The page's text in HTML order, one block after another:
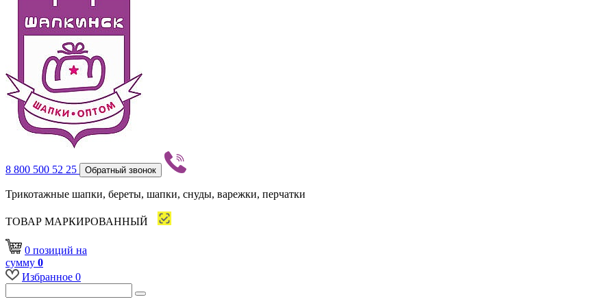
8 800 500 52 25 Обратный звонок
Трикотажные шапки, береты, шапки, снуды, варежки, перчатки
ТОВАР МАРКИРОВАННЫЙ
0 позиций на
сумму 0
Избранное 0